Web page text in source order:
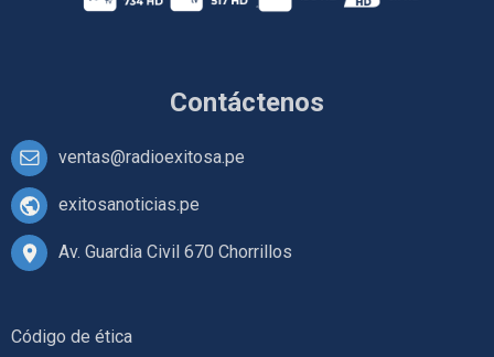
Contáctenos
ventas@radioexitosa.pe
exitosanoticias.pe
Av. Guardia Civil 670 Chorrillos
Código de ética